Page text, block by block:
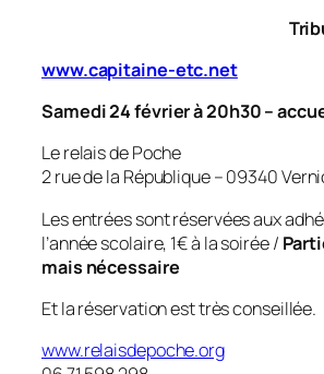
www.capitaine-etc.net
Samedi 24 février à 20h30 –
Le relais de Poche
2 rue de la République – 09340
Les entrées sont réservées aux
l’année scolaire, 1€ à la soirée /
mais nécessaire
Et la réservation est très conseillée.
www.relaisdepoche.org